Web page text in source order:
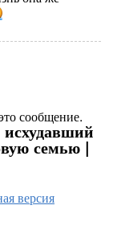
сообщение.
семью |
версия